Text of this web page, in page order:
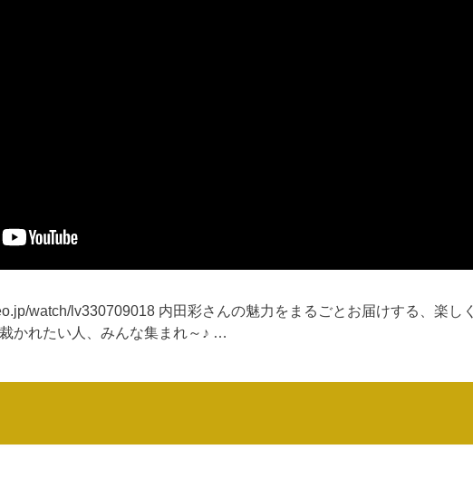
watch/lv330709018 内田彩さんの魅力をまるごとお届けする、楽しく
かれたい人、みんな集まれ～♪ …